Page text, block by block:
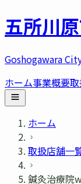
五所川
Goshogawara
ホーム事業概要
ホーム
取扱店舗一
鍼灸治療院